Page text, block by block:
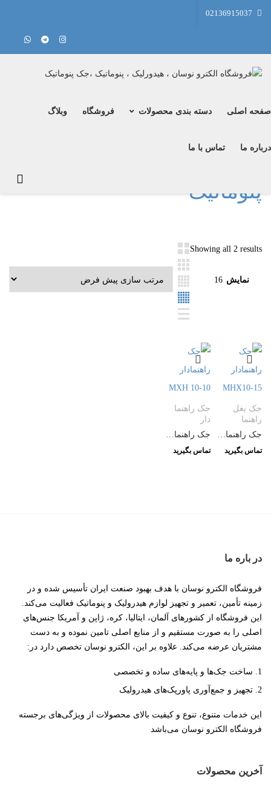
02136915037
اصلی دسته بندی محصولات فروشگاه وبلاگ
ما تماس با ما
Showing all 2 results
نمایش 16
جک بغل
راهنما
جک راهنمادار MHX10-15
تماس بگیرید
جک راهنما
دار
جک راهنمادار MXH 10-10
تماس بگیرید
در باره ما
فروشگاه الکترو نوسان با هدف بهبود صنعت ایران تأسیس شده و در
زمینه تأمین، تعمیر و تجهیز لوازم هیدرولیک و پنوماتیک فعالیت می‌کند.
این فروشگاه از کشورهای آلمان، ایتالیا، کره، ژاپن و آمریکا جنس‌های
اصلی را به صورت مستقیم و از منابع اصلی تامین نموده و به دست
مشتریان عرضه می‌کند. علاوه بر این، الکترو نوسان تخصص دارد در:
ساخت جک‌ها و پایه‌های ساده و تخصصی
تجهیز و جمع‌آوری پاورپک‌های هیدرولیک
این خدمات متنوع، تنوع و کیفیت بالای محصولات از ویژگی‌های برجسته
فروشگاه الکترو نوسان می‌باشد
آخرین محصولات